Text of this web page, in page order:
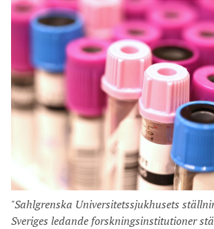
"Sahlgrenska Universitetssjukhusets
Sveriges ledande forskningsinstitutioner